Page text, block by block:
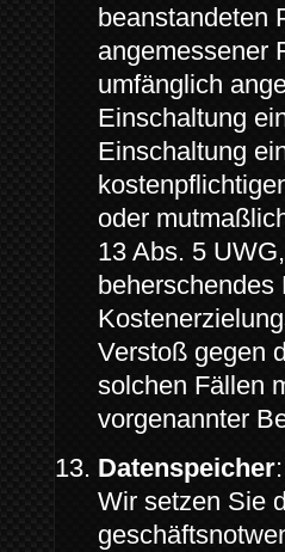
beanstandeten
angemessener
umfänglich
Einschaltung
Einschaltung
oder
13 Abs. 5
beherschendes
Verstoß gegen
solchen Fällen
vorgenannter
Datenspeicher:
Wir setzen Sie